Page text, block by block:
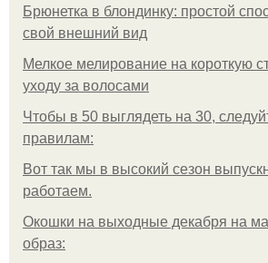
Брюнетка в блондинку: простой
свой внешний вид
Мелкое мелирование на короткую
уходу за волосами
Чтобы в 50 выглядеть на 30,
правилам:
Вот так мы в высокий сезон
работаем.
Окошки на выходные декабря на
образ: